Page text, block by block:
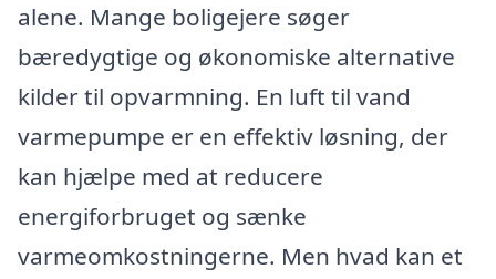
alene. Mange boligejere søger
bæredygtige og økonomiske alternative
kilder til opvarmning. En luft til vand
varmepumpe er en effektiv løsning, der
kan hjælpe med at reducere
energiforbruget og sænke
varmeomkostningerne. Men hvad kan et